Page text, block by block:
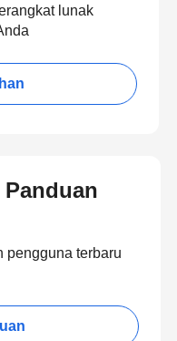
lunak
pengguna terbaru